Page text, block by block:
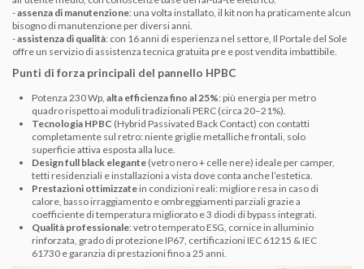
-assenza di manutenzione: una volta installato, il kit non ha praticamente alcun
bisogno di manutenzione per diversi anni.
-assistenza di qualità: con 16 anni di esperienza nel settore, Il Portale del Sole
offre un servizio di assistenza tecnica gratuita pre e post vendita imbattibile.
Punti di forza principali del pannello HPBC
Potenza 230 Wp, alta efficienza fino al 25%: più energia per metro
quadro rispetto ai moduli tradizionali PERC (circa 20–21%).
Tecnologia HPBC (Hybrid Passivated Back Contact) con contatti
completamente sul retro: niente griglie metalliche frontali, solo
superficie attiva esposta alla luce.
Design full black elegante (vetro nero + celle nere) ideale per camper,
tetti residenziali e installazioni a vista dove conta anche l’estetica.
Prestazioni ottimizzate in condizioni reali: migliore resa in caso di
calore, basso irraggiamento e ombreggiamenti parziali grazie a
coefficiente di temperatura migliorato e 3 diodi di bypass integrati.
Qualità professionale: vetro temperato ESG, cornice in alluminio
rinforzata, grado di protezione IP67, certificazioni IEC 61215 & IEC
61730 e garanzia di prestazioni fino a 25 anni.